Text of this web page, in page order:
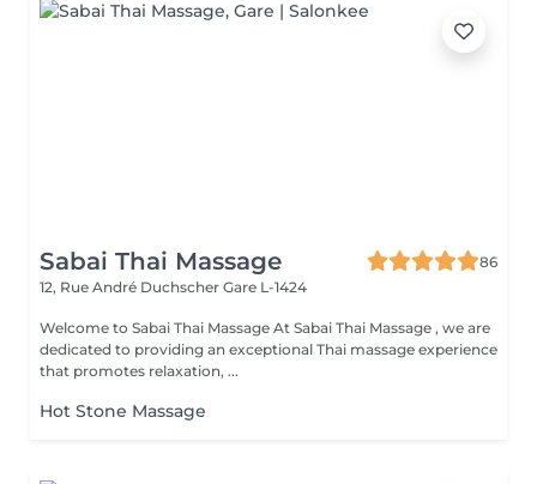
Sabai Thai Massage
86
12, Rue André Duchscher Gare L-1424
Welcome to Sabai Thai Massage At Sabai Thai Massage , we are
dedicated to providing an exceptional Thai massage experience
that promotes relaxation, ...
Hot Stone Massage